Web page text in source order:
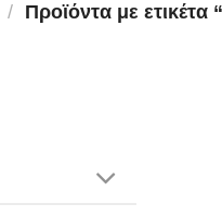
/ Προϊόντα με ετικέτα